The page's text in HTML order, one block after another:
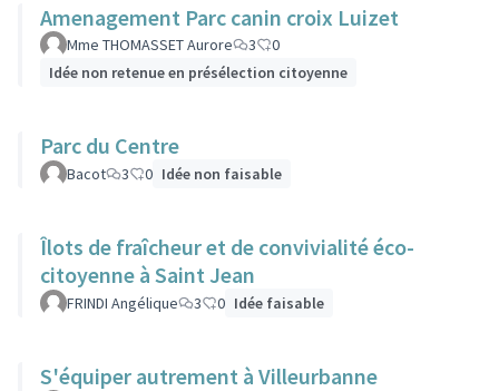
Amenagement Parc canin croix Luizet
Mme THOMASSET Aurore 3
0
Idée non retenue en présélection citoyenne
Parc du Centre
Bacot 3 0 Idée non faisable
Îlots de fraîcheur et de convivialité éco-
citoyenne à Saint Jean
FRINDI Angélique 3 0 Idée faisable
S'équiper autrement à Villeurbanne